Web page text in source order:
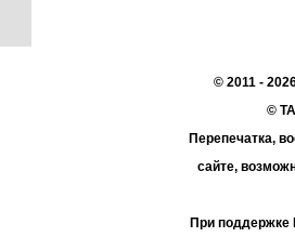
© 2011 -
©
Перепечатка,
сайте,
При поддержке